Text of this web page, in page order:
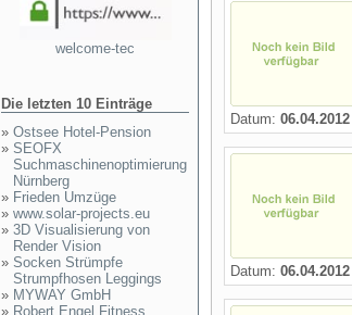
welcome-tec
Die letzten 10 Einträge
» Ostsee Hotel-Pension
» SEOFX
Suchmaschinenoptimierung
Nürnberg
» Frieden Umzüge
» www.solar-projects.eu
» 3D Visualisierung von
Render Vision
» Socken Strümpfe
Strumpfhosen Leggings
» MYWAY GmbH
» Robert Engel Fitness
Datum: 06.04.2012
Datum: 06.04.2012